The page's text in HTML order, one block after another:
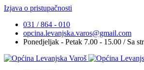
Izjava o pristupačnosti
031 / 864 - 010
opcina.levanjska.varos@gmail.com
Ponedjeljak - Petak 7.00 - 15.00 / Sa